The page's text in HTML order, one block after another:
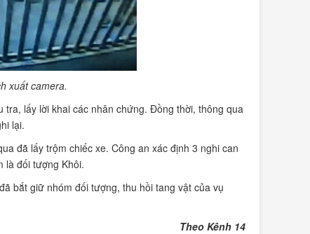
xuất camera.
lấy lời khai các nhân chứng. Đồng thời, thông qua
lại.
đã lấy trộm chiếc xe. Công an xác định 3 nghi can
là đối tượng Khôi.
bắt giữ nhóm đối tượng, thu hồi tang vật của vụ
Theo Kênh 14